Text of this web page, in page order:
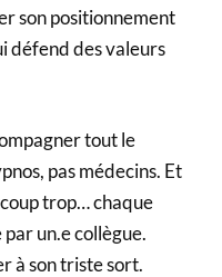
son positionnement
défend des valeurs
tout le
pas médecins. Et
trop… chaque
un.e collègue.
à son triste sort.